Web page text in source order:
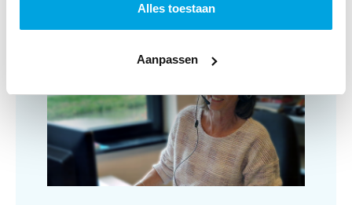
Alles toestaan
Aanpassen
Klantenservice